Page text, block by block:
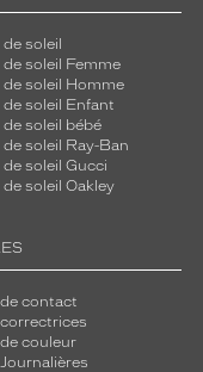
soleil
soleil Femme
de soleil Homme
de soleil Enfant
soleil bébé
soleil Ray-Ban
soleil Gucci
soleil Oakley
contact
couleur